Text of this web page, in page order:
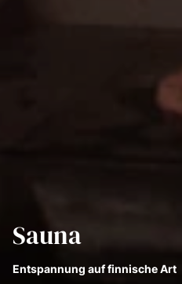
Sauna
Entspannung auf finnische Art